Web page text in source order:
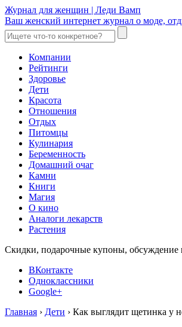
Журнал для женщин | Леди Вамп
Ваш женский интернет журнал о моде,
Компании
Рейтинги
Здоровье
Дети
Красота
Отношения
Отдых
Питомцы
Кулинария
Беременность
Домашний очаг
Камни
Книги
Магия
О кино
Аналоги лекарств
Растения
Скидки, подарочные купоны, обсуждение
ВКонтакте
Одноклассники
Google+
Главная › Дети › Как выглядит щетинка у